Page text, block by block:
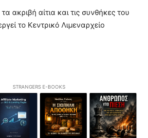
ακριβή αίτια και τις συνθήκες του
το Κεντρικό Λιμεναρχείο
STRANGERS E-BOOKS